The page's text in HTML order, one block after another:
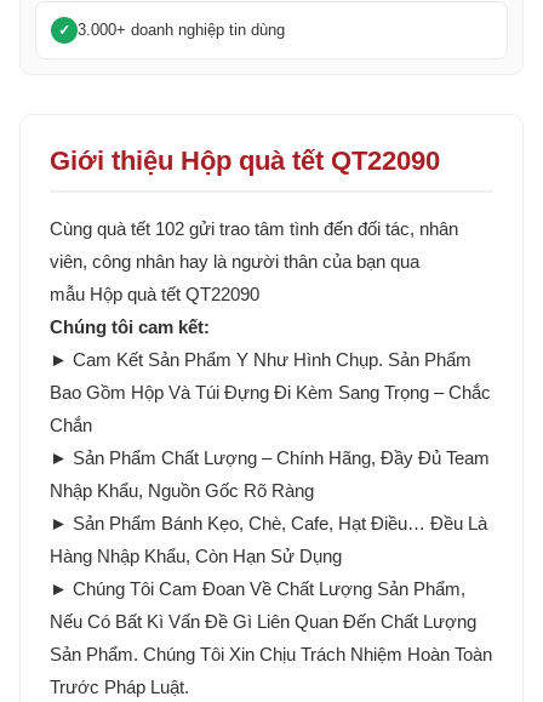
3.000+ doanh nghiệp tin dùng
Giới thiệu Hộp quà tết QT22090
Cùng quà tết 102 gửi trao tâm tình đến đối tác, nhân
viên, công nhân hay là người thân của bạn qua
mẫu Hộp quà tết QT22090
Chúng tôi cam kết:
► Cam Kết Sản Phẩm Y Như Hình Chụp. Sản Phẩm
Bao Gồm Hộp Và Túi Đựng Đi Kèm Sang Trọng – Chắc
Chắn
► Sản Phẩm Chất Lượng – Chính Hãng, Đầy Đủ Team
Nhập Khẩu, Nguồn Gốc Rõ Ràng
► Sản Phẩm Bánh Kẹo, Chè, Cafe, Hạt Điều… Đều Là
Hàng Nhập Khẩu, Còn Hạn Sử Dụng
► Chúng Tôi Cam Đoan Về Chất Lượng Sản Phẩm,
Nếu Có Bất Kì Vấn Đề Gì Liên Quan Đến Chất Lượng
Sản Phẩm. Chúng Tôi Xin Chịu Trách Nhiệm Hoàn Toàn
Trước Pháp Luật.